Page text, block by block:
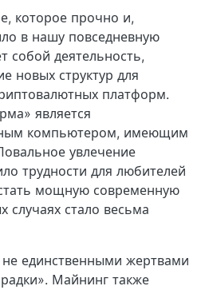
которое прочно и,
в нашу повседневную
собой деятельность,
новых структур для
платформ.
является
компьютером, имеющим
увлечение
трудности для любителей
мощную современную
случаях стало весьма
единственными жертвами
Майнинг также